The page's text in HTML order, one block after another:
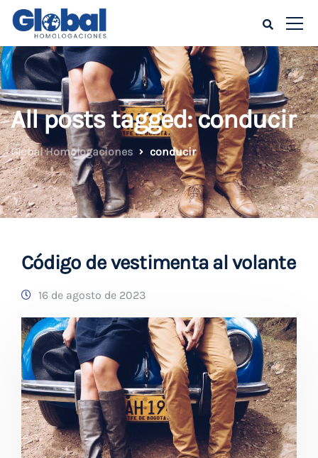
All posts tagged: conducir
Global Homologaciones conducir
Código de vestimenta al volante
16 de agosto de 2023